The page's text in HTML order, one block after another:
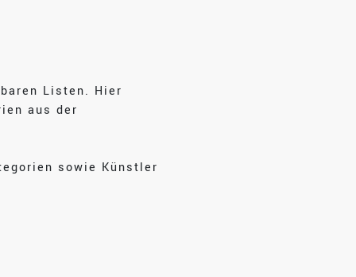
Listen. Hier
aus der
sowie Künstler